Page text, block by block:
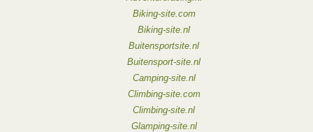
Biking-site.com
Biking-site.nl
Buitensportsite.nl
Buitensport-site.nl
Camping-site.nl
Climbing-site.com
Climbing-site.nl
Glamping-site.nl